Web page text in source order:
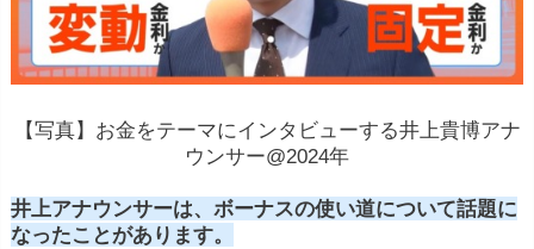
【写真】お金をテーマにインタビューする井上貴博アナ
ウンサー@2024年
井上アナウンサーは、ボーナスの使い道について話題に
なったことがあります。